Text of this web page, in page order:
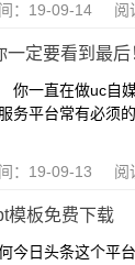
：19-09-14 阅
定要看到最后
在做uc自媒
务平台常有必须
：19-09-13 阅
模板免费下载
日头条这个平台